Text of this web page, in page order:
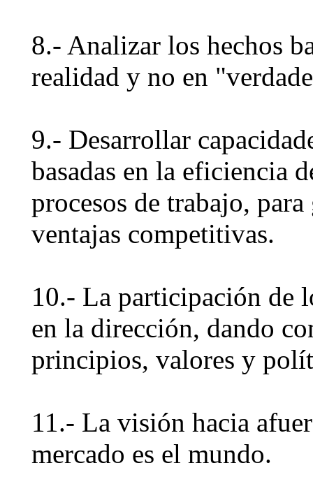
8.- Analizar los hechos
realidad y no en
9.- Desarrollar
basadas en la eficiencia
procesos de trabajo, para
ventajas competitivas.
10.- La participación de
en la dirección, dando
principios, valores y
11.- La visión hacia
mercado es el mundo.